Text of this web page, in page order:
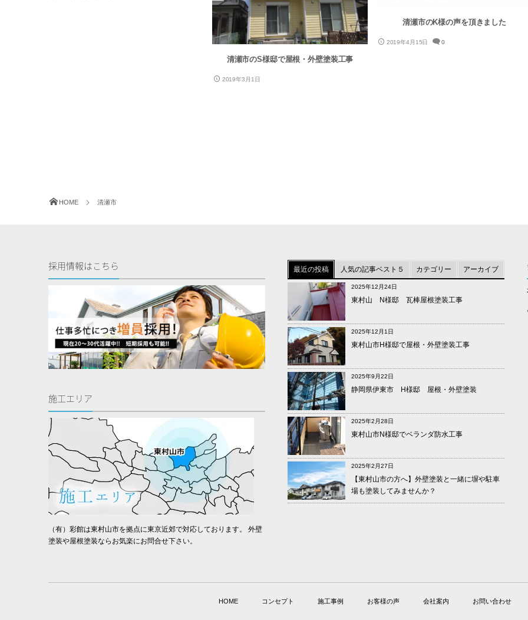
清瀬市のK様の声を頂きました
2019年4月15日 0
清瀬市のS様邸で屋根・外壁塗装工事
2019年3月1日
HOME 清瀬市
採用情報はこちら
施工エリア
（有）彩館は東村山市を拠点に東京近郊で対応しております。 外壁
塗装や屋根塗装ならお気楽にお問合せ下さい。
最近の投稿 人気の記事ベスト５ カテゴリー アーカイブ
2025年12月24日
東村山 N様邸 瓦棒屋根塗装工事
2025年12月1日
東村山市H様邸で屋根・外壁塗装工事
2025年9月22日
静岡県伊東市 H様邸 屋根・外壁塗装
2025年2月28日
東村山市N様邸でベランダ防水工事
2025年2月27日
【東村山市の方へ】外壁塗装と一緒に塀や駐車
場も塗装してみませんか？
HOME コンセプト 施工事例 お客様の声 会社案内 お問い合わせ